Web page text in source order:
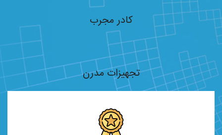
کادر مجرب
تجهیزات مدرن